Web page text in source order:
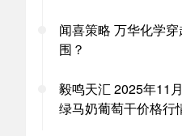
闻喜策略 万华化学穿
围？
毅鸣天汇 2025年11
绿马奶葡萄干价格行